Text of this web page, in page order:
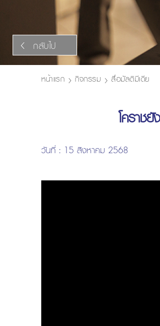
กลับไป
หน้าแรก กิจกรรม สื่อมัลติมีเดีย
โคราช
วันที่ : 15 สิงหาคม 2568